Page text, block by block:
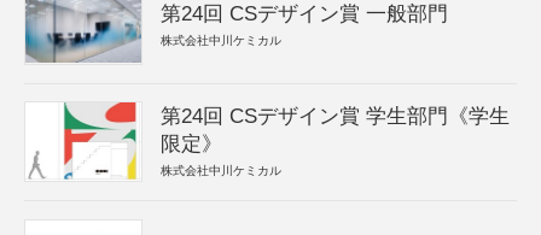
第24回 CSデザイン賞 一般部門
株式会社中川ケミカル
第24回 CSデザイン賞 学生部門《学生
限定》
株式会社中川ケミカル